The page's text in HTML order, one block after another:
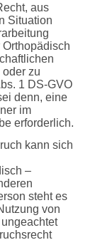
aus
Situation
zu
1 DS-GVO
denn, eine
im
erforderlich.
kann sich
–
steht es
von